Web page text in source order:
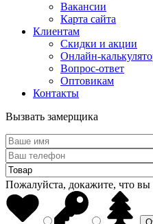
Вакансии
Карта сайта
Клиентам
Скидки и акции
Онлайн-
Вопрос-ответ
Оптовикам
Контакты
Вызвать замерщика
Пожалуйста, докажите, что вы